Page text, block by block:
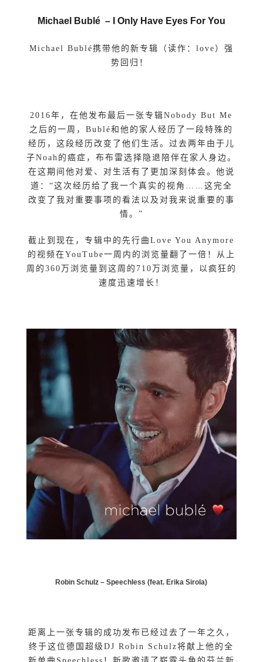
Michael Bublé – I Only Have Eyes For You
Michael Bublé携带他的新专辑（读作：love）强
势回归！
2016年，在他发布最后一张专辑Nobody But Me
之后的一周，Bublé和他的家人经历了一段特殊的
经历，这段经历改变了他们生活。过去两年由于儿
子Noah的癌症，布布雷选择隐退陪伴在家人身边。
在这期间他对爱、对生活有了更加深刻体会。他说
道：“这次经历给了我一个真实的视角……这完全
改变了我对重要事项的看法以及对我来说重要的事
情。”
截止到现在，专辑中的先行曲Love You Anymore
的视频在YouTube一周内的浏览量翻了一倍！从上
周的360万浏览量到这周的710万浏览量，以疯狂的
速度迅速增长！
Robin Schulz –Speechless (feat. Erika Sirola)
距离上一张专辑的成功发布已经过去了一年之久，
终于这位德国超级DJ Robin Schulz将献上他的全